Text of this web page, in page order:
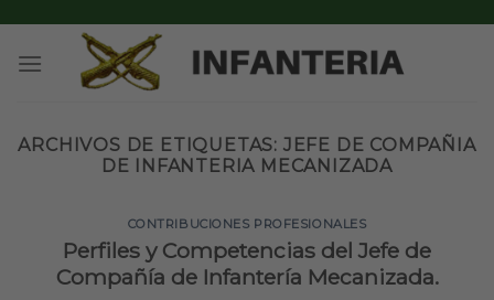
content
ARCHIVOS DE ETIQUETAS: JEFE DE COMPAÑIA
DE INFANTERIA MECANIZADA
CONTRIBUCIONES PROFESIONALES
Perfiles y Competencias del Jefe de
Compañía de Infantería Mecanizada.